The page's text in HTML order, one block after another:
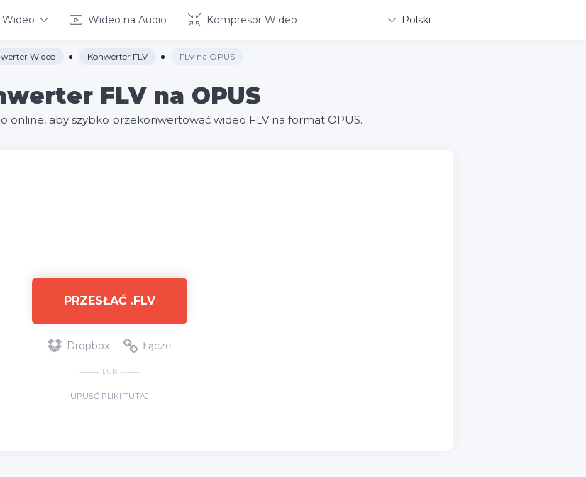
Wideo na Audio Kompresor Wideo Polski
Wideo Konwerter FLV FLV na OPUS
FLV na OPUS
online, aby szybko przekonwertować wideo FLV na format OPUS.
PRZESŁAĆ .FLV
Dropbox Łącze
LUB
UPUŚĆ PLIKI TUTAJ